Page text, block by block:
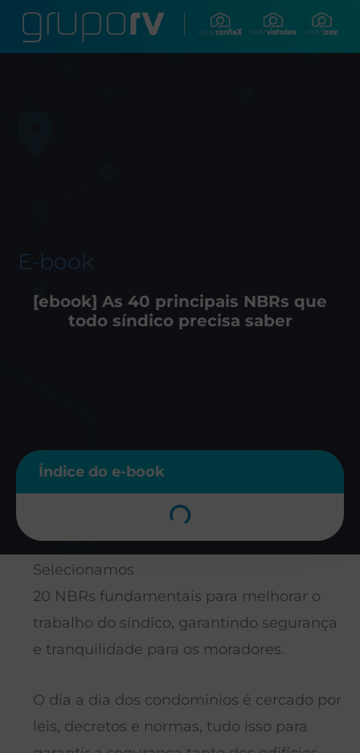
E-book
[ebook] As 40 principais NBRs que
todo síndico precisa saber
Índice do e-book
Selecionamos
20 NBRs fundamentais para melhorar o
trabalho do síndico, garantindo segurança
e tranquilidade para os moradores.
O dia a dia dos condomínios é cercado por
leis, decretos e normas, tudo isso para